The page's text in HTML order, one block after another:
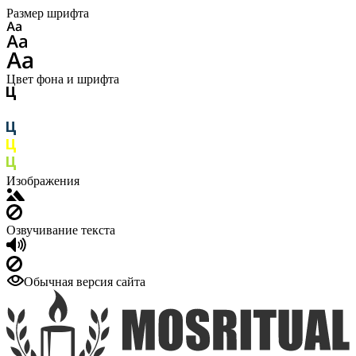
Размер шрифта
Цвет фона и шрифта
Изображения
Озвучивание текста
Обычная версия сайта